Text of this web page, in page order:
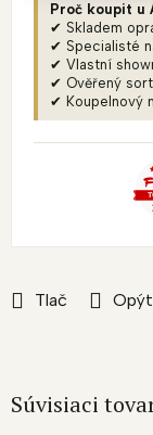
Tlač
Proč koupit u
✔ Skladem
✔ Specialisté
✔ Vlastní
✔ Ověřený
✔ Koupelnový
Súvisiaci